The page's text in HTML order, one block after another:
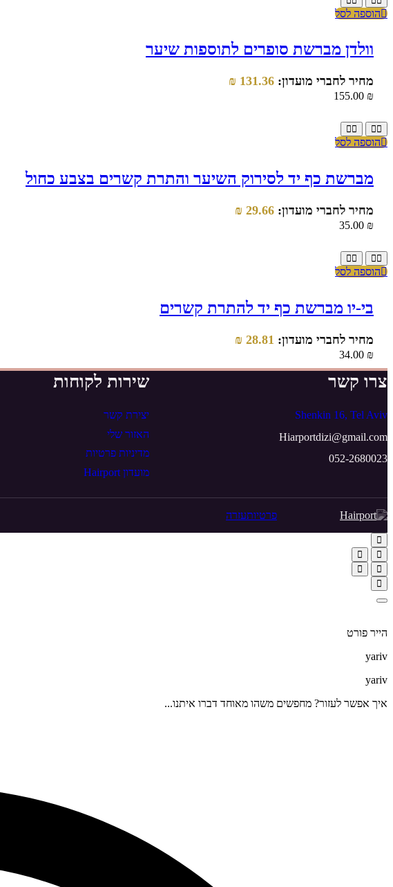
הוספה לסל
וולדן מברשת סופרים לתוספות שיער
מחיר לחברי מועדון: 131.36
₪
155.00 ₪
הוספה לסל
מברשת כף יד לסירוק השיער והתרת קשרים בצבע כחול
מחיר לחברי מועדון: 29.66
₪
35.00 ₪
הוספה לסל
בי-יו מברשת כף יד להתרת קשרים
מחיר לחברי מועדון: 28.81
₪
34.00 ₪
צרו קשר
Shenkin 16, Tel Aviv
Hiarportdizi@gmail.com
052-2680023
שירות לקוחות
יצירת קשר
האזור שלי
מדיניות פרטיות
מועדון Hairport
פרטיותעזרה
הייר פורט
yariv
yariv
איך אפשר לעזור? מחפשים משהו מאוחד דברו איתנו...